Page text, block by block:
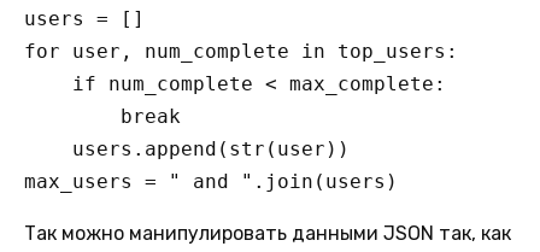
users = []
for user, num_complete in top_users:
if num_complete < max_complete:
break
users.append(str(user))
max_users = " and ".join(users)
Так можно манипулировать данными JSON так, как